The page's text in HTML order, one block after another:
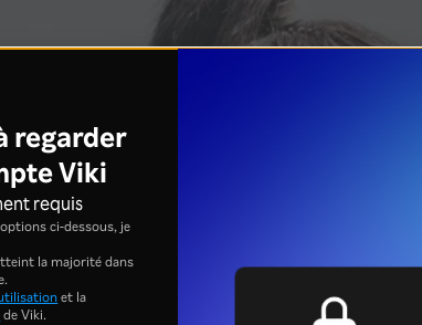
regarder
Viki
requis
ci-dessous, je
la majorité dans
et la
de Viki.